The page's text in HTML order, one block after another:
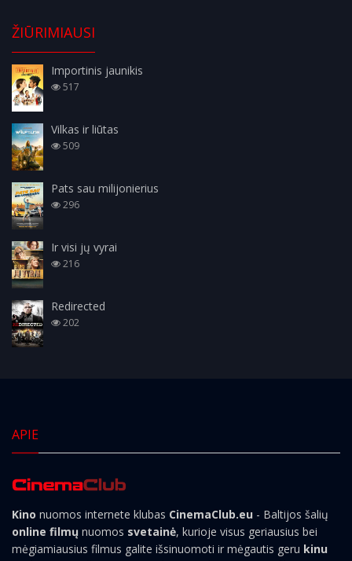
ŽIŪRIMIAUSI
Importinis jaunikis
517
Vilkas ir liūtas
509
Pats sau milijonierius
296
Ir visi jų vyrai
216
Redirected
202
APIE
Kino nuomos internete klubas CinemaClub.eu - Baltijos šalių
online filmų nuomos svetainė, kurioje visus geriausius bei
mėgiamiausius filmus galite išsinuomoti ir mėgautis geru kinu